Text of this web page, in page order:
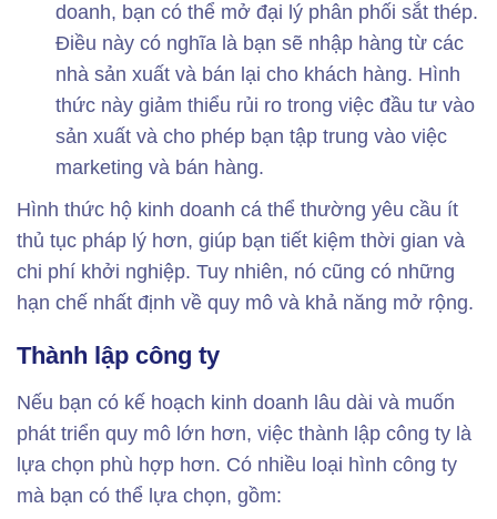
doanh, bạn có thể mở đại lý phân phối sắt thép.
Điều này có nghĩa là bạn sẽ nhập hàng từ các
nhà sản xuất và bán lại cho khách hàng. Hình
thức này giảm thiểu rủi ro trong việc đầu tư vào
sản xuất và cho phép bạn tập trung vào việc
marketing và bán hàng.
Hình thức hộ kinh doanh cá thể thường yêu cầu ít
thủ tục pháp lý hơn, giúp bạn tiết kiệm thời gian và
chi phí khởi nghiệp. Tuy nhiên, nó cũng có những
hạn chế nhất định về quy mô và khả năng mở rộng.
Thành lập công ty
Nếu bạn có kế hoạch kinh doanh lâu dài và muốn
phát triển quy mô lớn hơn, việc thành lập công ty là
lựa chọn phù hợp hơn. Có nhiều loại hình công ty
mà bạn có thể lựa chọn, gồm: